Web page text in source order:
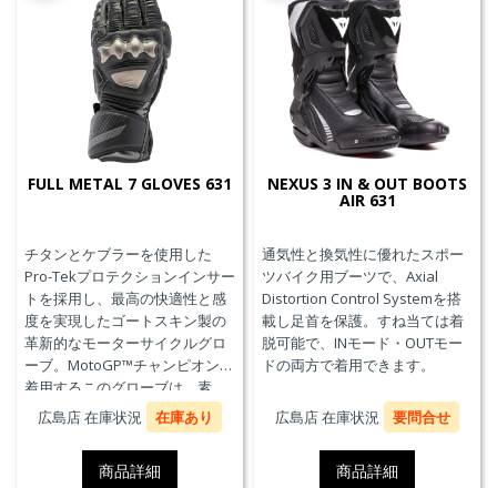
FULL METAL 7 GLOVES 631
チタンとケブラーを使用した
Pro-Tekプロテクションインサー
トを採用し、最高の快適性と感
度を実現したゴートスキン製の
革新的なモーターサイクルグロ
ーブ。MotoGP™チャンピオンが
着用するこのグローブは、素
材、快適性、プロテクションに
おいて、優れたパフォーマンス
のためにダイネーゼテクノロジ
ーの真髄を表現しています。
広島店 在庫状況 在庫あり
商品詳細
NEXUS 3 IN & OUT BOOTS
AIR 631
通気性と換気性に優れたスポー
ツバイク用ブーツで、Axial
Distortion Control Systemを搭
載し足首を保護。すね当ては着
脱可能で、INモード・OUTモー
ドの両方で着用できます。
広島店 在庫状況 要問合せ
商品詳細